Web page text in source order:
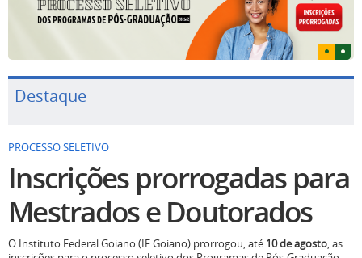
Destaque
PROCESSO SELETIVO
Inscrições prorrogadas para
Mestrados e Doutorados
O Instituto Federal Goiano (IF Goiano) prorrogou, até 10 de agosto, as